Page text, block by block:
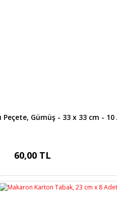
Peçete, Gümüş - 33 x 33 cm -
60,00 TL